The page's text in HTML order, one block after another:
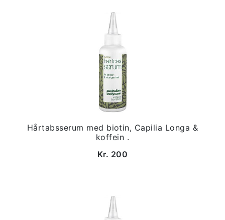
Hårtabsserum med biotin, Capilia Longa &
koffein .
Kr. 200